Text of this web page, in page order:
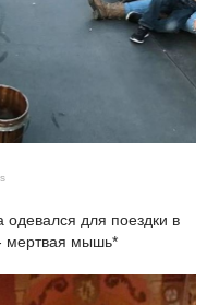
одевался для поездки в
мертвая мышь*